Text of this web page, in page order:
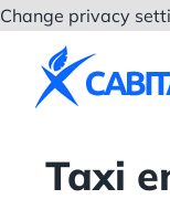
Change privacy
Taxi